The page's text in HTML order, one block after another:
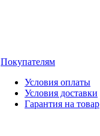
Покупателям
Условия оплаты
Условия доставки
Гарантия на товар